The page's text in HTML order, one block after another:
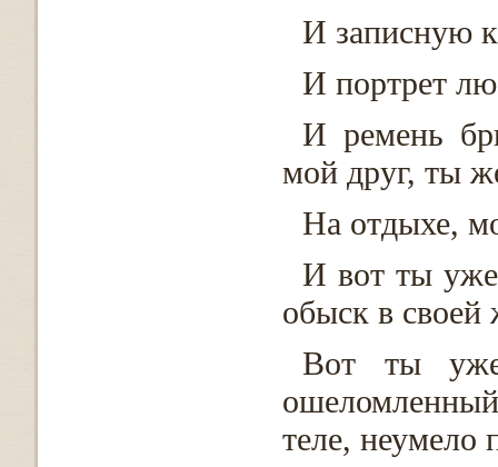
И записную
И портрет
И ремень
мой друг, ты
На отдыхе,
И вот ты
обыск в своей
Вот ты
теле,